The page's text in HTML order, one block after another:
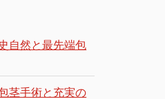
自然と最先端包
茎手術と充実の